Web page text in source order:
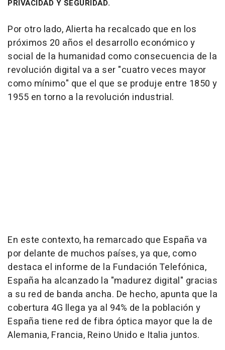
PRIVACIDAD Y SEGURIDAD.
Por otro lado, Alierta ha recalcado que en los
próximos 20 años el desarrollo económico y
social de la humanidad como consecuencia de la
revolución digital va a ser "cuatro veces mayor
como mínimo" que el que se produje entre 1850 y
1955 en torno a la revolución industrial.
En este contexto, ha remarcado que España va
por delante de muchos países, ya que, como
destaca el informe de la Fundación Telefónica,
España ha alcanzado la "madurez digital" gracias
a su red de banda ancha. De hecho, apunta que la
cobertura 4G llega ya al 94% de la población y
España tiene red de fibra óptica mayor que la de
Alemania, Francia, Reino Unido e Italia juntos.